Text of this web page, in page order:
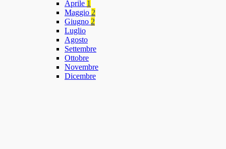
Aprile 1
Maggio 2
Giugno 2
Luglio
Agosto
Settembre
Ottobre
Novembre
Dicembre